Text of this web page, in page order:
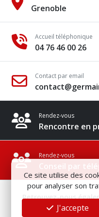
Grenoble
Accueil téléphonique
04 76 46 00 26
Contact par email
Rendez-vous
Rencontre en
Rendez-vous
Conseil par
Retrouvez-nous
Ce site utilise des
pour analyser son
J'accepte